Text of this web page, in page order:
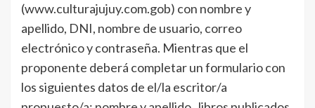
(www.culturajujuy.com.gob) con nombre y
apellido, DNI, nombre de usuario, correo
electrónico y contraseña. Mientras que el
proponente deberá completar un formulario con
los siguientes datos de el/la escritor/a